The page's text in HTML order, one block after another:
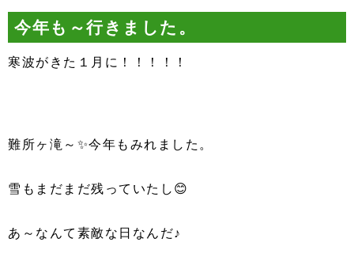
今年も～行きました。
寒波がきた１月に！！！！！
難所ヶ滝～✨今年もみれました。
雪もまだまだ残っていたし😊
あ～なんて素敵な日なんだ♪